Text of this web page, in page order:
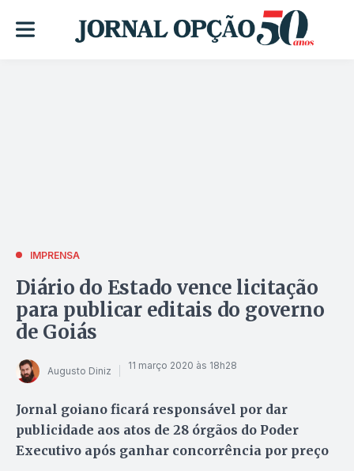
IMPRENSA
Diário do Estado vence licitação
para publicar editais do governo
de Goiás
Augusto Diniz 11 março 2020 às 18h28
Jornal goiano ficará responsável por dar
publicidade aos atos de 28 órgãos do Poder
Executivo após ganhar concorrência por preço